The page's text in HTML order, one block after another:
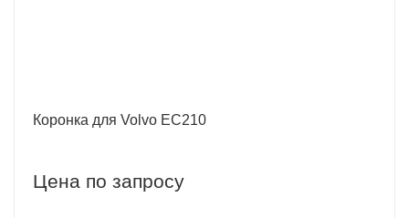
Коронка для Volvo EC210
Цена по запросу